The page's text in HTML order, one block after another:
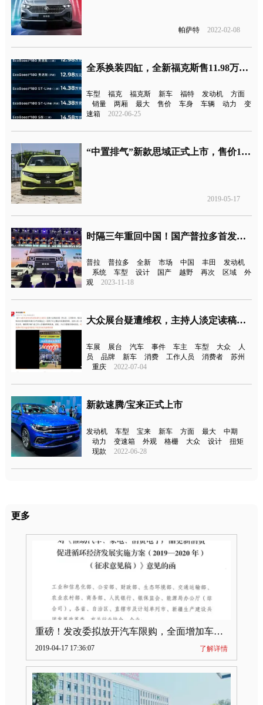
帕萨特 2022-02-08
全系换装四缸，全新福克斯售11.98万元起
车型 福克 福克斯 新车 福特 发动机
方面
销量
两厢 最大 售价 车身 车辆 动力
变
速箱
2022-06-25
“中置排气”新款思域正式上市，售价11.99-16.99万元
2019-05-17
时隔三年重回中国！国产普拉多首发亮相
普拉 普拉多 全新 市场 中国 丰田
发动机
系统
车型 设计 国产 越野 再次 区域
外
观
2023-11-18
大众展台疑遭维权，主持人淡定读稿引关注
车展 展台 汽车 事件 车主 车型 大众
人
员
品牌 新车 消费 工作人员 消费者
苏州
重庆
2022-07-04
新款速腾/宝来正式上市
发动机 车型 宝来 新车 方面 最大
中期
动力
变速箱 外观 格栅 大众 设计
扭矩
现款
2022-06-28
更多
重磅！发改委拟放开汽车限购，全面增加车牌指标
2019-04-17 17:36:07 了解详情